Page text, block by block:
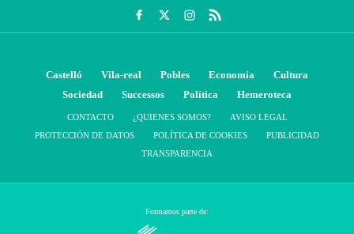
Castelló Vila-real Pobles Economía
Cultura
Sociedad
Successos Política Hemeroteca
CONTACTO ¿QUIENES SOMOS?
AVISO LEGAL
PROTECCIÓN DE DATOS
POLÍTICA DE COOKIES
PUBLICIDAD
TRANSPARENCIA
Formamos parte de: